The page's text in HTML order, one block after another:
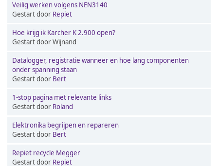
Veilig werken volgens NEN3140
Gestart door Repiet
Hoe krijg ik Karcher K 2.900 open?
Gestart door Wijnand
Datalogger, registratie wanneer en hoe lang componenten
onder spanning staan
Gestart door Bert
1-stop pagina met relevante links
Gestart door Roland
Elektronika begrijpen en repareren
Gestart door Bert
Repiet recycle Megger
Gestart door Repiet